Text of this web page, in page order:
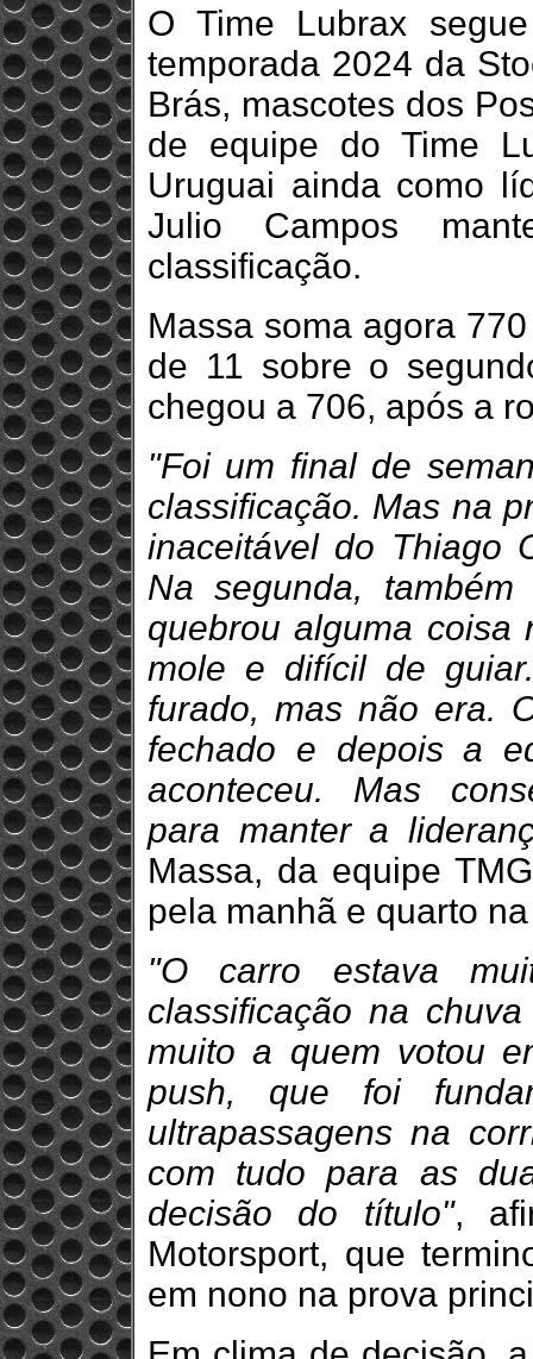
O Time Lubrax
temporada 2024 da
Brás, mascotes dos
de equipe do Time
Uruguai ainda como
Julio Campos
classificação.
Massa soma agora
de 11 sobre o
chegou a 706, após a
"Foi um final de
classificação. Mas na
inaceitável do Thiago
Na segunda,
quebrou alguma coisa
mole e difícil de
furado, mas não era.
fechado e depois a
aconteceu. Mas
para manter a
Massa, da equipe
pela manhã e quarto
"O carro estava
classificação na
muito a quem votou
push, que foi
ultrapassagens na
com tudo para as
decisão do título",
Motorsport, que
em nono na prova